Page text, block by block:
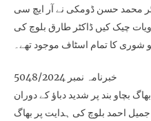
محمد حسن ڈومکی نے آر ایچ سی
چیک کیں ڈاکٹر طارق بلوچ کی
کا تمام اسٹاف موجود تھے۔
خبرنامہ نمبر 5048/2024
بچاو بند پر شدید دباؤ کے دوران
جمیل احمد بلوچ کی ہدایت پر بھاگ